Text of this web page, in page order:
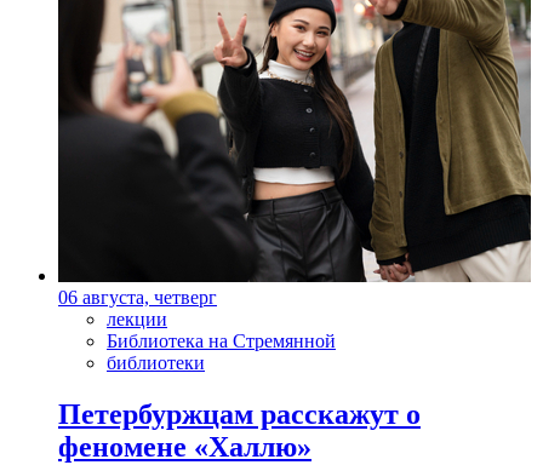
06 августа, четверг
лекции
Библиотека на Стремянной
библиотеки
Петербуржцам расскажут о
феномене «Халлю»